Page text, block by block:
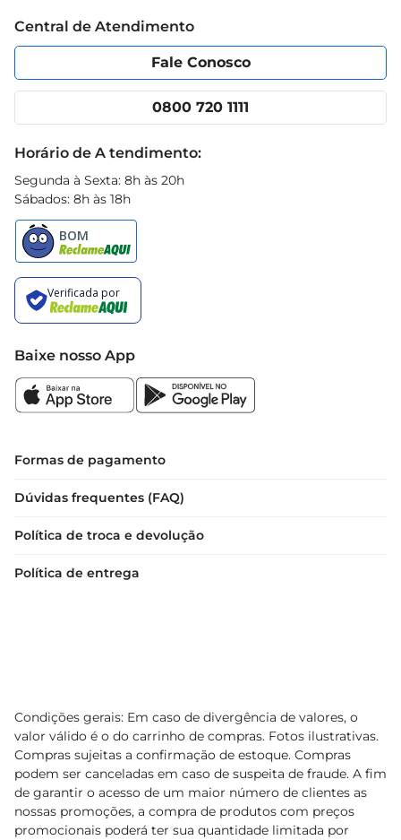
Origem: Vale Fertil
Política de Privacidade
Portal do fornecedor
Cencosud Media
Código de Ética
App Prezunic
Central de Atendimento
Fale Conosco
0800 720 1111
Horário de A tendimento:
Segunda à Sexta: 8h às 20h
Sábados: 8h às 18h
Baixe nosso App
Formas de pagamento
Dúvidas frequentes (FAQ)
Política de troca e devolução
Política de entrega
Condições gerais: Em caso de divergência de valores, o
valor válido é o do carrinho de compras. Fotos ilustrativas.
Compras sujeitas a confirmação de estoque. Compras
podem ser canceladas em caso de suspeita de fraude. A fim
de garantir o acesso de um maior número de clientes as
nossas promoções, a compra de produtos com preços
promocionais poderá ter sua quantidade limitada por